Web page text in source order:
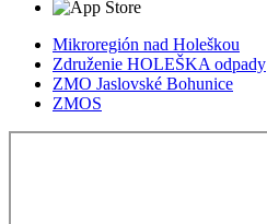
Mikroregión nad Holeškou
Združenie HOLEŠKA odpady
ZMO Jaslovské Bohunice
ZMOS